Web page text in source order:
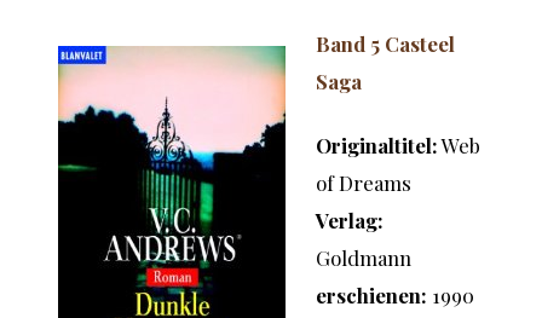
Band 5 Casteel
Saga
Originaltitel:Web
of Dreams
Verlag:
Goldmann
erschienen: 1990